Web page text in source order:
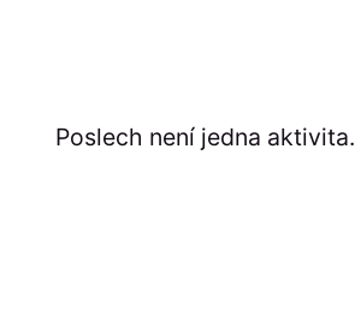
Poslech není jedna aktivita.